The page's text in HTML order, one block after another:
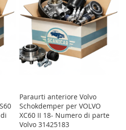
LIST
Paraurti anteriore Volvo
Schokdemper per VOLVO
XC60 II 18- Numero di parte
Volvo 31425183